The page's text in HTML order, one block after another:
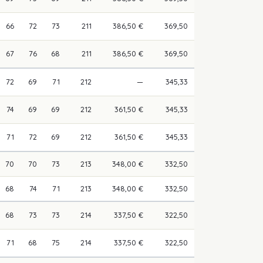
66 72 73 211 386,50 € 369,50
67 76 68 211 386,50 € 369,50
72 69 71 212 — 345,33
74 69 69 212 361,50 € 345,33
71 72 69 212 361,50 € 345,33
70 70 73 213 348,00 € 332,50
68 74 71 213 348,00 € 332,50
68 73 73 214 337,50 € 322,50
71 68 75 214 337,50 € 322,50